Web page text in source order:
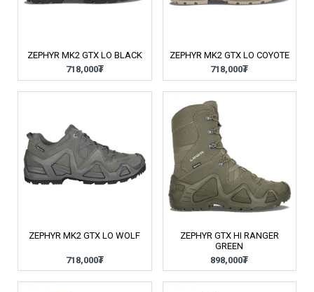
ZEPHYR MK2 GTX LO BLACK
718,000₮
ZEPHYR MK2 GTX LO COYOTE
718,000₮
ZEPHYR MK2 GTX LO WOLF
718,000₮
ZEPHYR GTX HI RANGER
GREEN
898,000₮